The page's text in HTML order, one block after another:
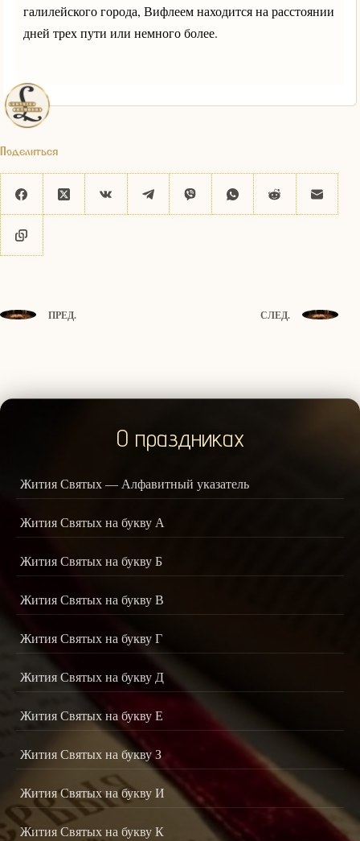
галилейского города, Вифлеем находится на расстоянии
дней трех пути или немного более.
Поделиться
ПРЕД. СЛЕД.
О праздниках
Жития Святых — Алфавитный указатель
Жития Святых на букву А
Жития Святых на букву Б
Жития Святых на букву В
Жития Святых на букву Г
Жития Святых на букву Д
Жития Святых на букву Е
Жития Святых на букву З
Жития Святых на букву И
Жития Святых на букву К